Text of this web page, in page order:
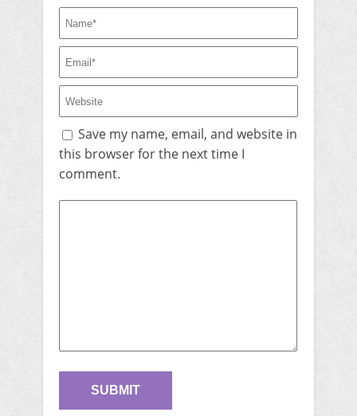
Save my name, email, and website in
this browser for the next time I
comment.